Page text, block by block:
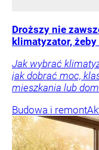
Droższy nie
klimatyzator, żeby
Jak wybrać
jak dobrać moc,
mieszkania lub
Budowa i remont